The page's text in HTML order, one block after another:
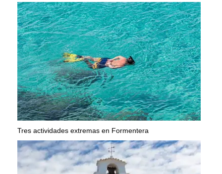
Tres actividades extremas en Formentera